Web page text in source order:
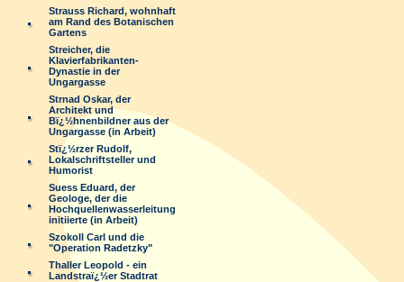
Strauss Richard, wohnhaft
am Rand des Botanischen
Gartens
Streicher, die
Klavierfabrikanten-
Dynastie in der
Ungargasse
Strnad Oskar, der
Architekt und
Bï¿½hnenbildner aus der
Ungargasse (in Arbeit)
Stï¿½rzer Rudolf,
Lokalschriftsteller und
Humorist
Suess Eduard, der
Geologe, der die
Hochquellenwasserleitung
initiierte (in Arbeit)
Szokoll Carl und die
"Operation Radetzky"
Thaller Leopold - ein
Landstraï¿½er Stadtrat